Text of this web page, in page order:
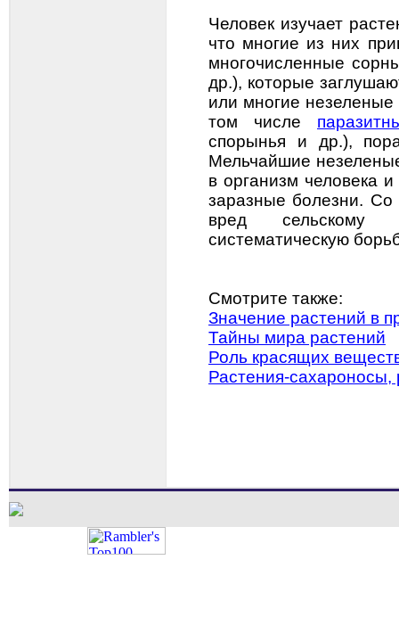
Человек изучает
что многие из них
многочисленные
др.), которые
или многие
том числе
спорынья и др.),
Мельчайшие
в организм человека
заразные болезни.
вред сельскому
систематическую
Смотрите также:
Значение растений в
Тайны мира растений
Роль красящих
Растения-сахароносы,